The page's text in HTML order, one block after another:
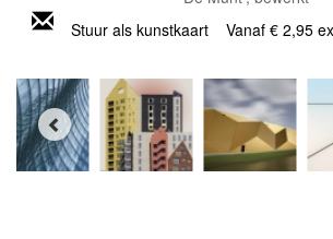
Stuur als kunstkaart Vanaf € 2,95